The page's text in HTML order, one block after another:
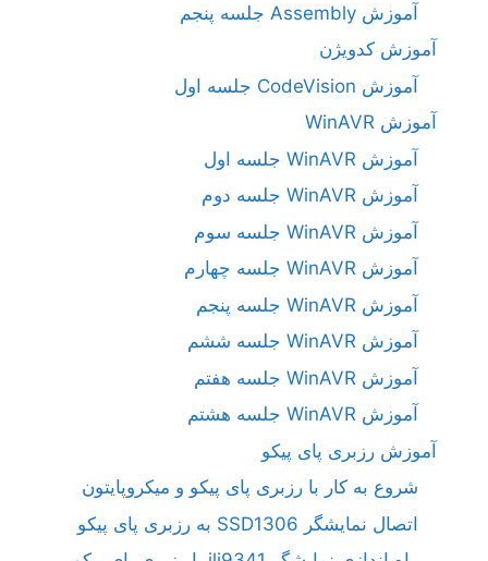
آموزش Assembly جلسه پنجم
آموزش کدویژن
آموزش CodeVision جلسه اول
آموزش WinAVR
آموزش WinAVR جلسه اول
آموزش WinAVR جلسه دوم
آموزش WinAVR جلسه سوم
آموزش WinAVR جلسه چهارم
آموزش WinAVR جلسه پنجم
آموزش WinAVR جلسه ششم
آموزش WinAVR جلسه هفتم
آموزش WinAVR جلسه هشتم
آموزش رزبری پای پیکو
شروع به کار با رزبری پای پیکو و میکروپایتون
اتصال نمایشگر SSD1306 به رزبری پای پیکو